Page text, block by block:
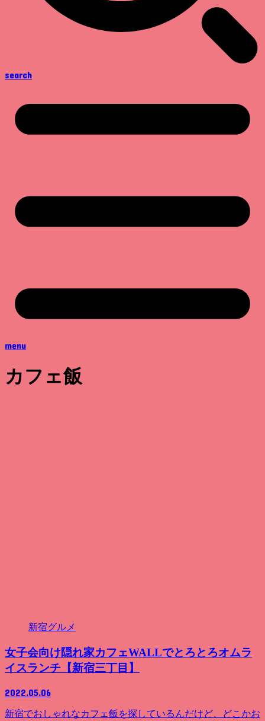
search
menu
カフェ飯
新宿グルメ
女子会向け隠れ家カフェWALLでとろとろオムラ
イスランチ【新宿三丁目】
2022.05.06
新宿でおしゃれなカフェ飯を探しているんだけど、どこかお